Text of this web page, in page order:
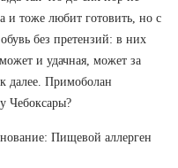
и тоже любит готовить, но с
без претензий: в них
и удачная, может за
далее. Примоболан
Чебоксары?
Пищевой аллерген